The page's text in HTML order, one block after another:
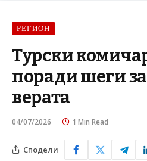
РЕГИОН
Турски
поради шеги
верата
04/07/2026 1 Min Read
Сподели